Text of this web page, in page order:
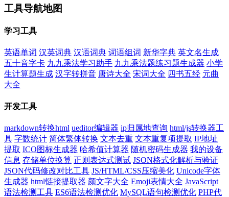
工具导航地图
学习工具
英语单词 汉英词典 汉语词典 词语组词 新华字典 英文名生成
五十音字卡 九九乘法学习助手 九九乘法题练习题生成器 小学
生计算题生成 汉字转拼音 唐诗大全 宋词大全 四书五经 元曲
大全
开发工具
markdown转换html ueditor编辑器 ip归属地查询 html/js转换器工
具 字数统计 简体繁体转换 文本去重 文本重复项提取 IP地址
提取 ICO图标生成器 哈希值计算器 随机密码生成器 我的设备
信息 存储单位换算 正则表达式测试 JSON格式化解析与验证
JSON代码修改对比工具 JS/HTML/CSS压缩美化 Unicode字体
生成器 html链接提取器 颜文字大全 Emoji表情大全 JavaScript
语法检测工具 ES6语法检测优化 MySQL语句检测优化 PHP代